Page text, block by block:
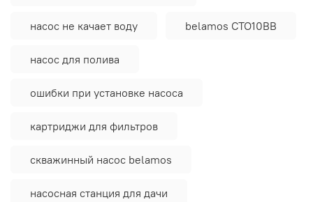
насос не качает воду belamos CTO10BB
насос для полива
ошибки при установке насоса
картриджи для фильтров
скважинный насос belamos
насосная станция для дачи